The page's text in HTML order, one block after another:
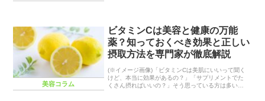
美容コラム
ビタミンCは美容と健康の万能
薬？知っておくべき効果と正しい
摂取方法を専門家が徹底解説
(※イメージ画像)「ビタミンCは美肌にいいって聞く
けど、本当に効果があるの？」「サプリメントでた
くさん摂ればいいの？」そう思っている方は多いの